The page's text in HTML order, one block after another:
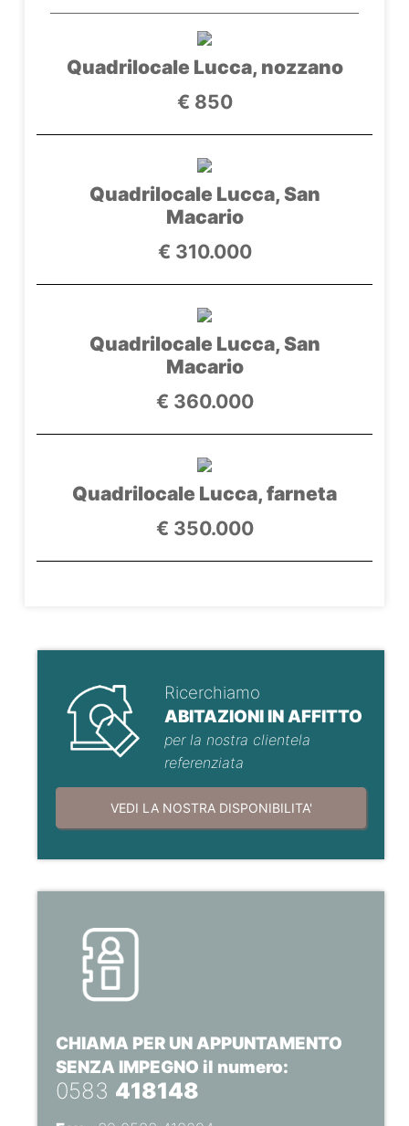
Quadrilocale Lucca, nozzano
€ 850
Quadrilocale Lucca, San
Macario
€ 310.000
Quadrilocale Lucca, San
Macario
€ 360.000
Quadrilocale Lucca, farneta
€ 350.000
Ricerchiamo
ABITAZIONI IN AFFITTO
per la nostra clientela
referenziata
VEDI LA NOSTRA DISPONIBILITA'
CHIAMA PER UN APPUNTAMENTO
SENZA IMPEGNO il numero:
0583 418148